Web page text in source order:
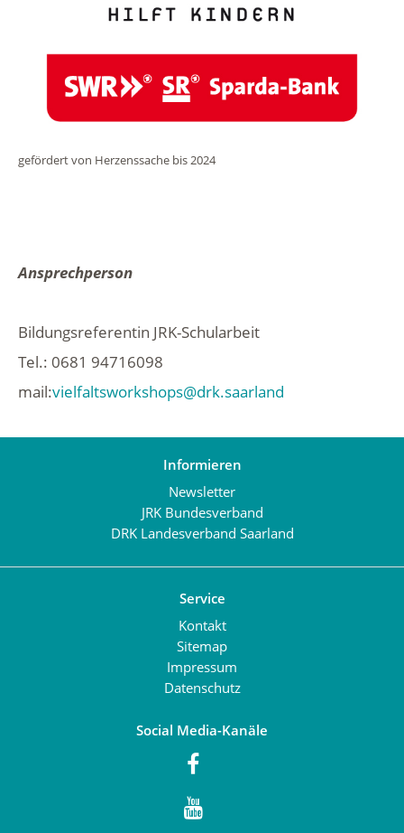
gefördert von Herzenssache bis 2024
Ansprechperson
Bildungsreferentin JRK-Schularbeit
Tel.: 0681 94716098
mail:vielfaltsworkshops@drk.saarland
Informieren
Newsletter
JRK Bundesverband
DRK Landesverband Saarland
Service
Kontakt
Sitemap
Impressum
Datenschutz
Social Media-Kanäle